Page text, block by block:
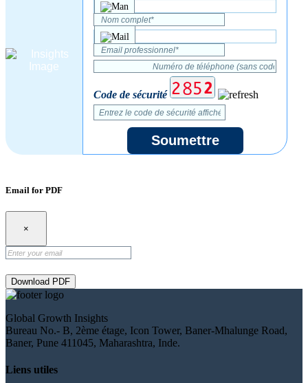
Code de sécurité
Soumettre
Email for PDF
×
Download PDF
Global Growth Insights
Bureau No.- B, 2ème étage, Icon Tower, Baner-Mhalunge Road,
Baner, Pune 411045, Maharashtra, Inde.
Liens utiles